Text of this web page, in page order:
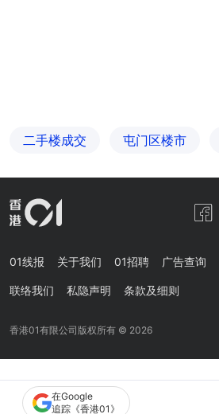
二手楼成交 屯门区楼市
在Google
追踪《香港01》
01线报 关于我们 01招聘 广告查询
联络我们 私隐声明 条款及细则
香港01有限公司版权所有 © 2026